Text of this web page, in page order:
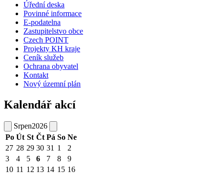
Úřední deska
Povinné informace
E-podatelna
Zastupitelstvo obce
Czech POINT
Projekty KH kraje
Ceník služeb
Ochrana obyvatel
Kontakt
Nový územní plán
Kalendář akcí
Srpen2026
Po Út St Čt Pá So Ne
27 28 29 30 31 1
2
3
4 5 6 7 8
9
10 11 12 13 14 15 16